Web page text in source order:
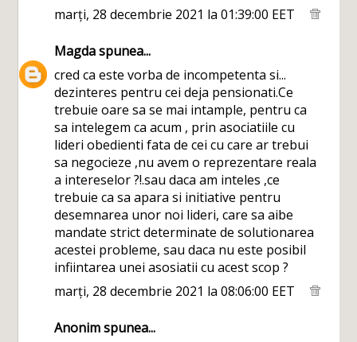
marți, 28 decembrie 2021 la 01:39:00 EET
Magdaspunea...
cred ca este vorba de incompetenta si...
dezinteres pentru cei deja pensionati.Ce
trebuie oare sa se mai intample, pentru ca
sa intelegem ca acum , prin asociatiile cu
lideri obedienti fata de cei cu care ar trebui
sa negocieze ,nu avem o reprezentare reala
a intereselor ?!.sau daca am inteles ,ce
trebuie ca sa apara si initiative pentru
desemnarea unor noi lideri, care sa aibe
mandate strict determinate de solutionarea
acestei probleme, sau daca nu este posibil
infiintarea unei asosiatii cu acest scop ?
marți, 28 decembrie 2021 la 08:06:00 EET
Anonim spunea...